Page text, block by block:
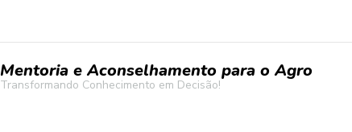
Mentoria e Aconselhamento para o Agro
Transformando Conhecimento em Decisão!